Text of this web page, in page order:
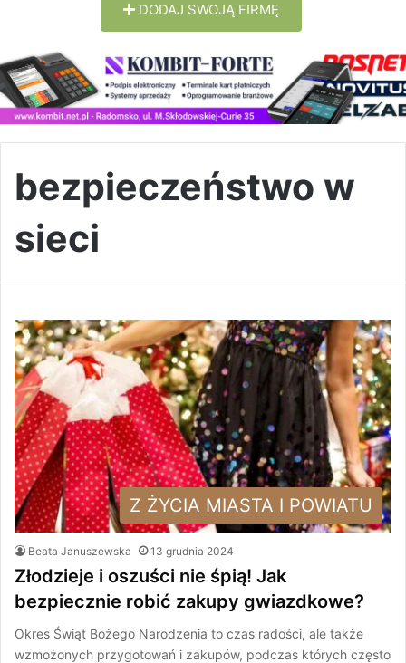
DODAJ SWOJĄ FIRMĘ
bezpieczeństwo w
sieci
Z ŻYCIA MIASTA I POWIATU
Beata Januszewska 13 grudnia 2024
Złodzieje i oszuści nie śpią! Jak
bezpiecznie robić zakupy gwiazdkowe?
Okres Świąt Bożego Narodzenia to czas radości, ale także
wzmożonych przygotowań i zakupów, podczas których często